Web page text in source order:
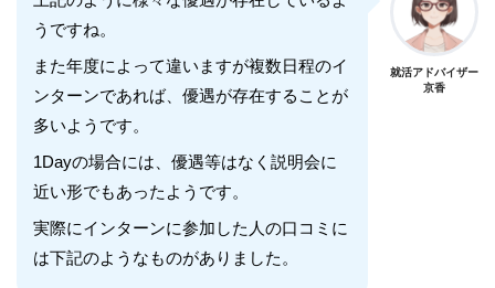
うですね。
また年度によって違いますが複数日程のイ
ンターンであれば、優遇が存在することが
多いようです。
1Dayの場合には、優遇等はなく説明会に
近い形でもあったようです。
実際にインターンに参加した人の口コミに
は下記のようなものがありました。
就活アドバイザー
京香